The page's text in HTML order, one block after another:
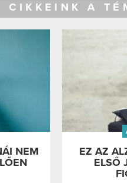
CIKKEINK A
NEM
EZ AZ
ELSŐ